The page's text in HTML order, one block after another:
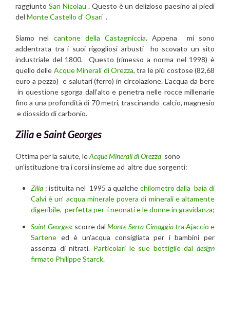
raggiunto San Nicolau . Questo è un delizioso paesino ai piedi
del Monte Castello d’ Osari .
Siamo nel cantone della Castagniccia. Appena mi sono
addentrata tra i suoi rigogliosi arbusti ho scovato un sito
industriale del 1800. Questo (rimesso a norma nel 1998) è
quello delle Acque Minerali di Orezza, tra le più costose (82,68
euro a pezzo) e salutari (ferro) in circolazione. L’acqua da bere
in questione sgorga dall’alto e penetra nelle rocce millenarie
fino a una profondità di 70 metri, trascinando calcio, magnesio
e diossido di carbonio.
Zilia eSaint Georges
Ottima per la salute, leAcque Minerali di Orezza sono
un’istituzione tra i corsi insieme ad altre due sorgenti:
Zilia : istituita nel 1995 a qualche chilometro dalla baia di
Calvi è un’ acqua minerale povera di minerali e altamente
digeribile, perfetta per i neonati e le donne in gravidanza;
Saint-Georges: scorre dalMonte Serra-Cimaggiatra Ajaccio e
Sartene ed è un’acqua consigliata per i bambini per
assenza di nitrati. Particolari le sue bottiglie dal design
firmato Philippe Starck.